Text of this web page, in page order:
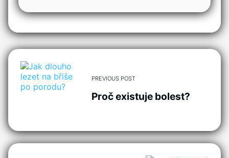
PREVIOUS POST
Proč existuje bolest?